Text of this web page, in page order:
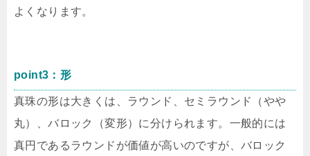
よくなります。
point3：形
真珠の形は大きくは、ラウンド、セミラウンド（やや
丸）、バロック（変形）に分けられます。一般的には
真円であるラウンドが価値が高いのですが、バロック